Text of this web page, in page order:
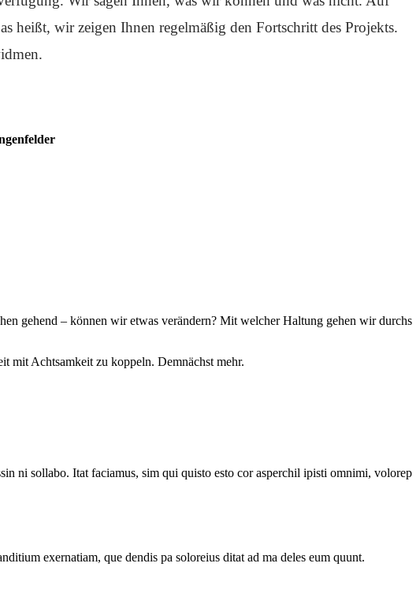
heißt, wir zeigen Ihnen regelmäßig den Fortschritt des Projekts.
gehend – können wir etwas verändern? Mit welcher Haltung gehen wir durchs
mit Achtsamkeit zu koppeln. Demnächst mehr.
ni sollabo. Itat faciamus, sim qui quisto esto cor asperchil ipisti omnimi, volorep
exernatiam, que dendis pa soloreius ditat ad ma deles eum quunt.